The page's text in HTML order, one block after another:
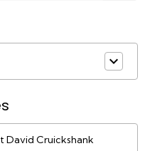
David Cruickshank